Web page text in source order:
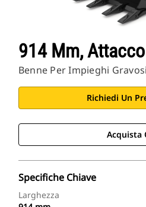
914 Mm,
Benne Per Impieghi
Richiedi Un
Acquista
Specifiche Chiave
Larghezza